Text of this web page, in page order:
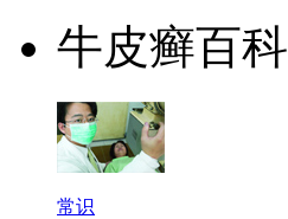
牛皮癣百科
常识